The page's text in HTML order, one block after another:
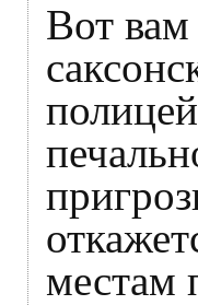
Вот
местам